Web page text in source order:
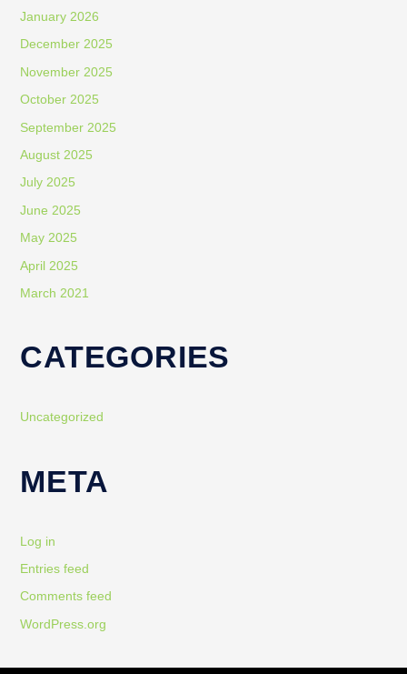
January 2026
December 2025
November 2025
October 2025
September 2025
August 2025
July 2025
June 2025
May 2025
April 2025
March 2021
CATEGORIES
Uncategorized
META
Log in
Entries feed
Comments feed
WordPress.org